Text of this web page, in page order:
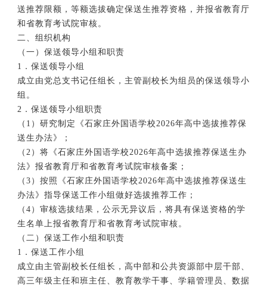
送推荐限额，等额选拔确定保送生推荐资格，并报省教育厅
和省教育考试院审核。
二、组织机构
（一）保送领导小组和职责
1．保送领导小组
成立由党总支书记任组长，主管副校长为组员的保送领导小
组。
2．保送领导小组职责
（1）研究制定《石家庄外国语学校2026年高中选拔推荐保
送生办法》；
（2）将《石家庄外国语学校2026年高中选拔推荐保送生办
法》报省教育厅和省教育考试院审核备案；
（3）按照《石家庄外国语学校2026年高中选拔推荐保送生
办法》指导保送工作小组做好选拔推荐工作；
（4）审核选拔结果，公示无异议后，将具有保送资格的学
生名单上报省教育厅和省教育考试院审核。
（二）保送工作小组和职责
1．保送工作小组
成立由主管副校长任组长，高中部和公共资源部中层干部、
高三年级主任和班主任、教育教学干事、学籍管理员、数据